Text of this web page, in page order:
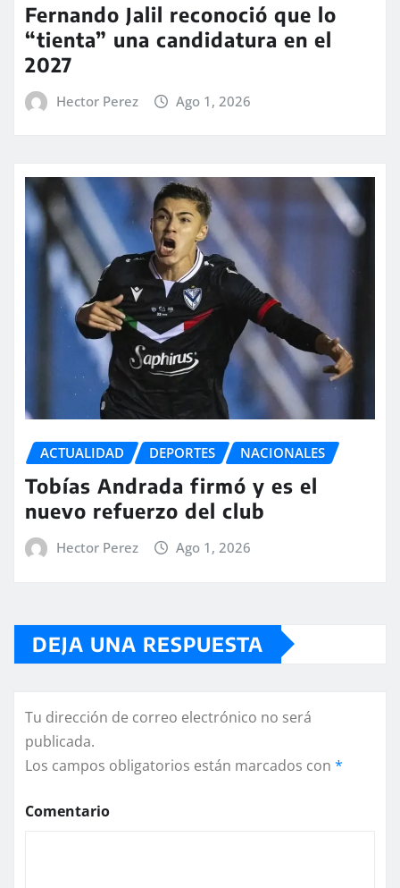
Fernando Jalil reconoció que lo
“tienta” una candidatura en el
2027
Hector Perez Ago 1, 2026
ACTUALIDAD DEPORTES NACIONALES
Tobías Andrada firmó y es el
nuevo refuerzo del club
Hector Perez Ago 1, 2026
DEJA UNA RESPUESTA
Tu dirección de correo electrónico no será
publicada.
Los campos obligatorios están marcados con *
Comentario